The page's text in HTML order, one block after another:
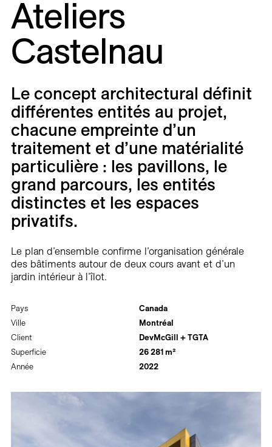
Carrières
Contact
Ateliers
Castelnau
Pays
Canada
Ville
Montréal
Client
DevMcGill + TGTA
Superficie
26 281 m²
Année
2022
Le concept architectural définit
différentes entités au projet,
chacune empreinte d’un
traitement et d’une matérialité
particulière : les pavillons, le
grand parcours, les entités
distinctes et les espaces
privatifs.
Le plan d’ensemble confirme l’organisation générale
des bâtiments autour de deux cours avant et d’un
jardin intérieur à l’îlot.